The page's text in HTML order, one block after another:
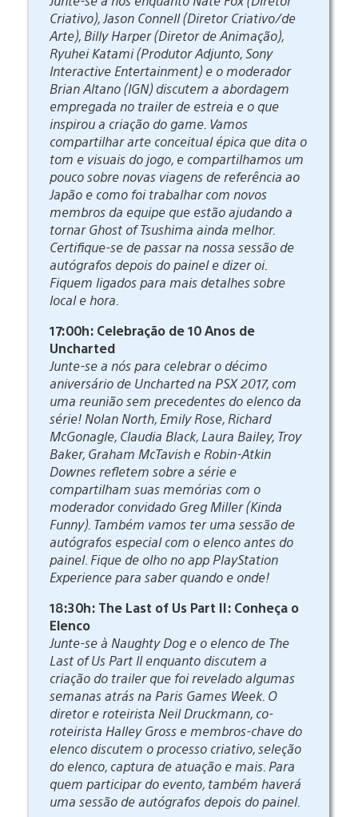
Criativo), Jason Connell (Diretor Criativo/de
Arte), Billy Harper (Diretor de Animação),
Ryuhei Katami (Produtor Adjunto, Sony
Interactive Entertainment) e o moderador
Brian Altano (IGN) discutem a abordagem
empregada no trailer de estreia e o que
inspirou a criação do game. Vamos
compartilhar arte conceitual épica que dita o
tom e visuais do jogo, e compartilhamos um
pouco sobre novas viagens de referência ao
Japão e como foi trabalhar com novos
membros da equipe que estão ajudando a
tornar Ghost of Tsushima ainda melhor.
Certifique-se de passar na nossa sessão de
autógrafos depois do painel e dizer oi.
Fiquem ligados para mais detalhes sobre
local e hora.
17:00h: Celebração de 10 Anos de
Uncharted
Junte-se a nós para celebrar o décimo
aniversário de Uncharted na PSX 2017, com
uma reunião sem precedentes do elenco da
série! Nolan North, Emily Rose, Richard
McGonagle, Claudia Black, Laura Bailey, Troy
Baker, Graham McTavish e Robin-Atkin
Downes refletem sobre a série e
compartilham suas memórias com o
moderador convidado Greg Miller (Kinda
Funny). Também vamos ter uma sessão de
autógrafos especial com o elenco antes do
painel. Fique de olho no app PlayStation
Experience para saber quando e onde!
18:30h: The Last of Us Part II: Conheça o
Elenco
Junte-se à Naughty Dog e o elenco de The
Last of Us Part II enquanto discutem a
criação do trailer que foi revelado algumas
semanas atrás na Paris Games Week. O
diretor e roteirista Neil Druckmann, co-
roteirista Halley Gross e membros-chave do
elenco discutem o processo criativo, seleção
do elenco, captura de atuação e mais. Para
quem participar do evento, também haverá
uma sessão de autógrafos depois do painel.